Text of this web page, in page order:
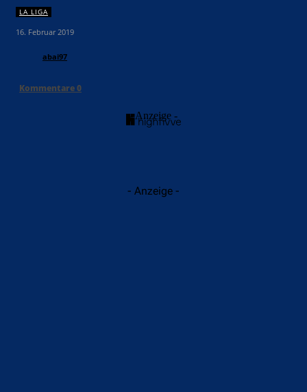
LA LIGA
16. Februar 2019
abai97
Kommentare0
- Anzeige -
- Anzeige -